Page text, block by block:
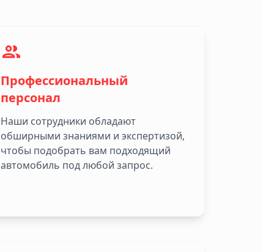
Профессиональный
персонал
Наши сотрудники обладают
обширными знаниями и экспертизой,
чтобы подобрать вам подходящий
автомобиль под любой запрос.